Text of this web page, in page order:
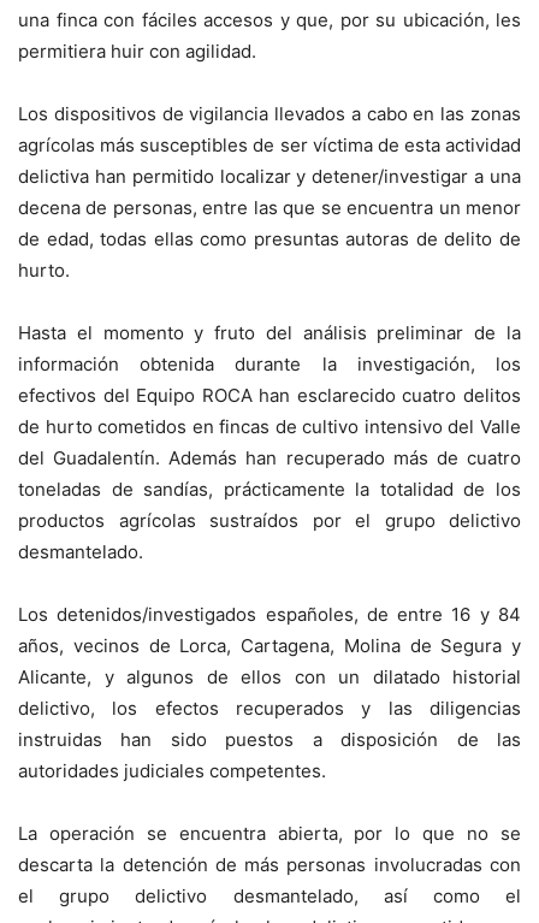
una finca con fáciles accesos y que, por su ubicación, les
permitiera huir con agilidad.
Los dispositivos de vigilancia llevados a cabo en las zonas
agrícolas más susceptibles de ser víctima de esta actividad
delictiva han permitido localizar y detener/investigar a una
decena de personas, entre las que se encuentra un menor
de edad, todas ellas como presuntas autoras de delito de
hurto.
Hasta el momento y fruto del análisis preliminar de la
información obtenida durante la investigación, los
efectivos del Equipo ROCA han esclarecido cuatro delitos
de hurto cometidos en fincas de cultivo intensivo del Valle
del Guadalentín. Además han recuperado más de cuatro
toneladas de sandías, prácticamente la totalidad de los
productos agrícolas sustraídos por el grupo delictivo
desmantelado.
Los detenidos/investigados españoles, de entre 16 y 84
años, vecinos de Lorca, Cartagena, Molina de Segura y
Alicante, y algunos de ellos con un dilatado historial
delictivo, los efectos recuperados y las diligencias
instruidas han sido puestos a disposición de las
autoridades judiciales competentes.
La operación se encuentra abierta, por lo que no se
descarta la detención de más personas involucradas con
el grupo delictivo desmantelado, así como el